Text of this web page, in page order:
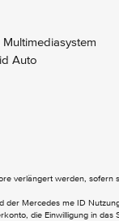
Multimediasystem
Auto
verlängert werden, sofern
der Mercedes me ID
die Einwilligung in das